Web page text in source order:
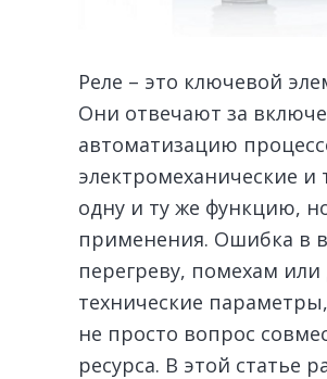
Реле – это ключевой
Они отвечают за
автоматизацию
электромеханические
одну и ту же функцию,
применения. Ошибка в
перегреву, помехам
технические
не просто вопрос
ресурса. В этой статье